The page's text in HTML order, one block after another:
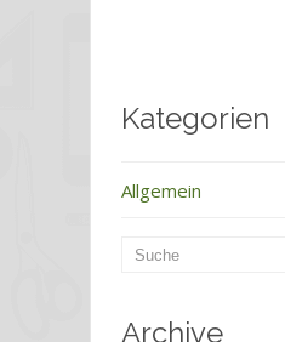
Kategorien
Allgemein
Archive